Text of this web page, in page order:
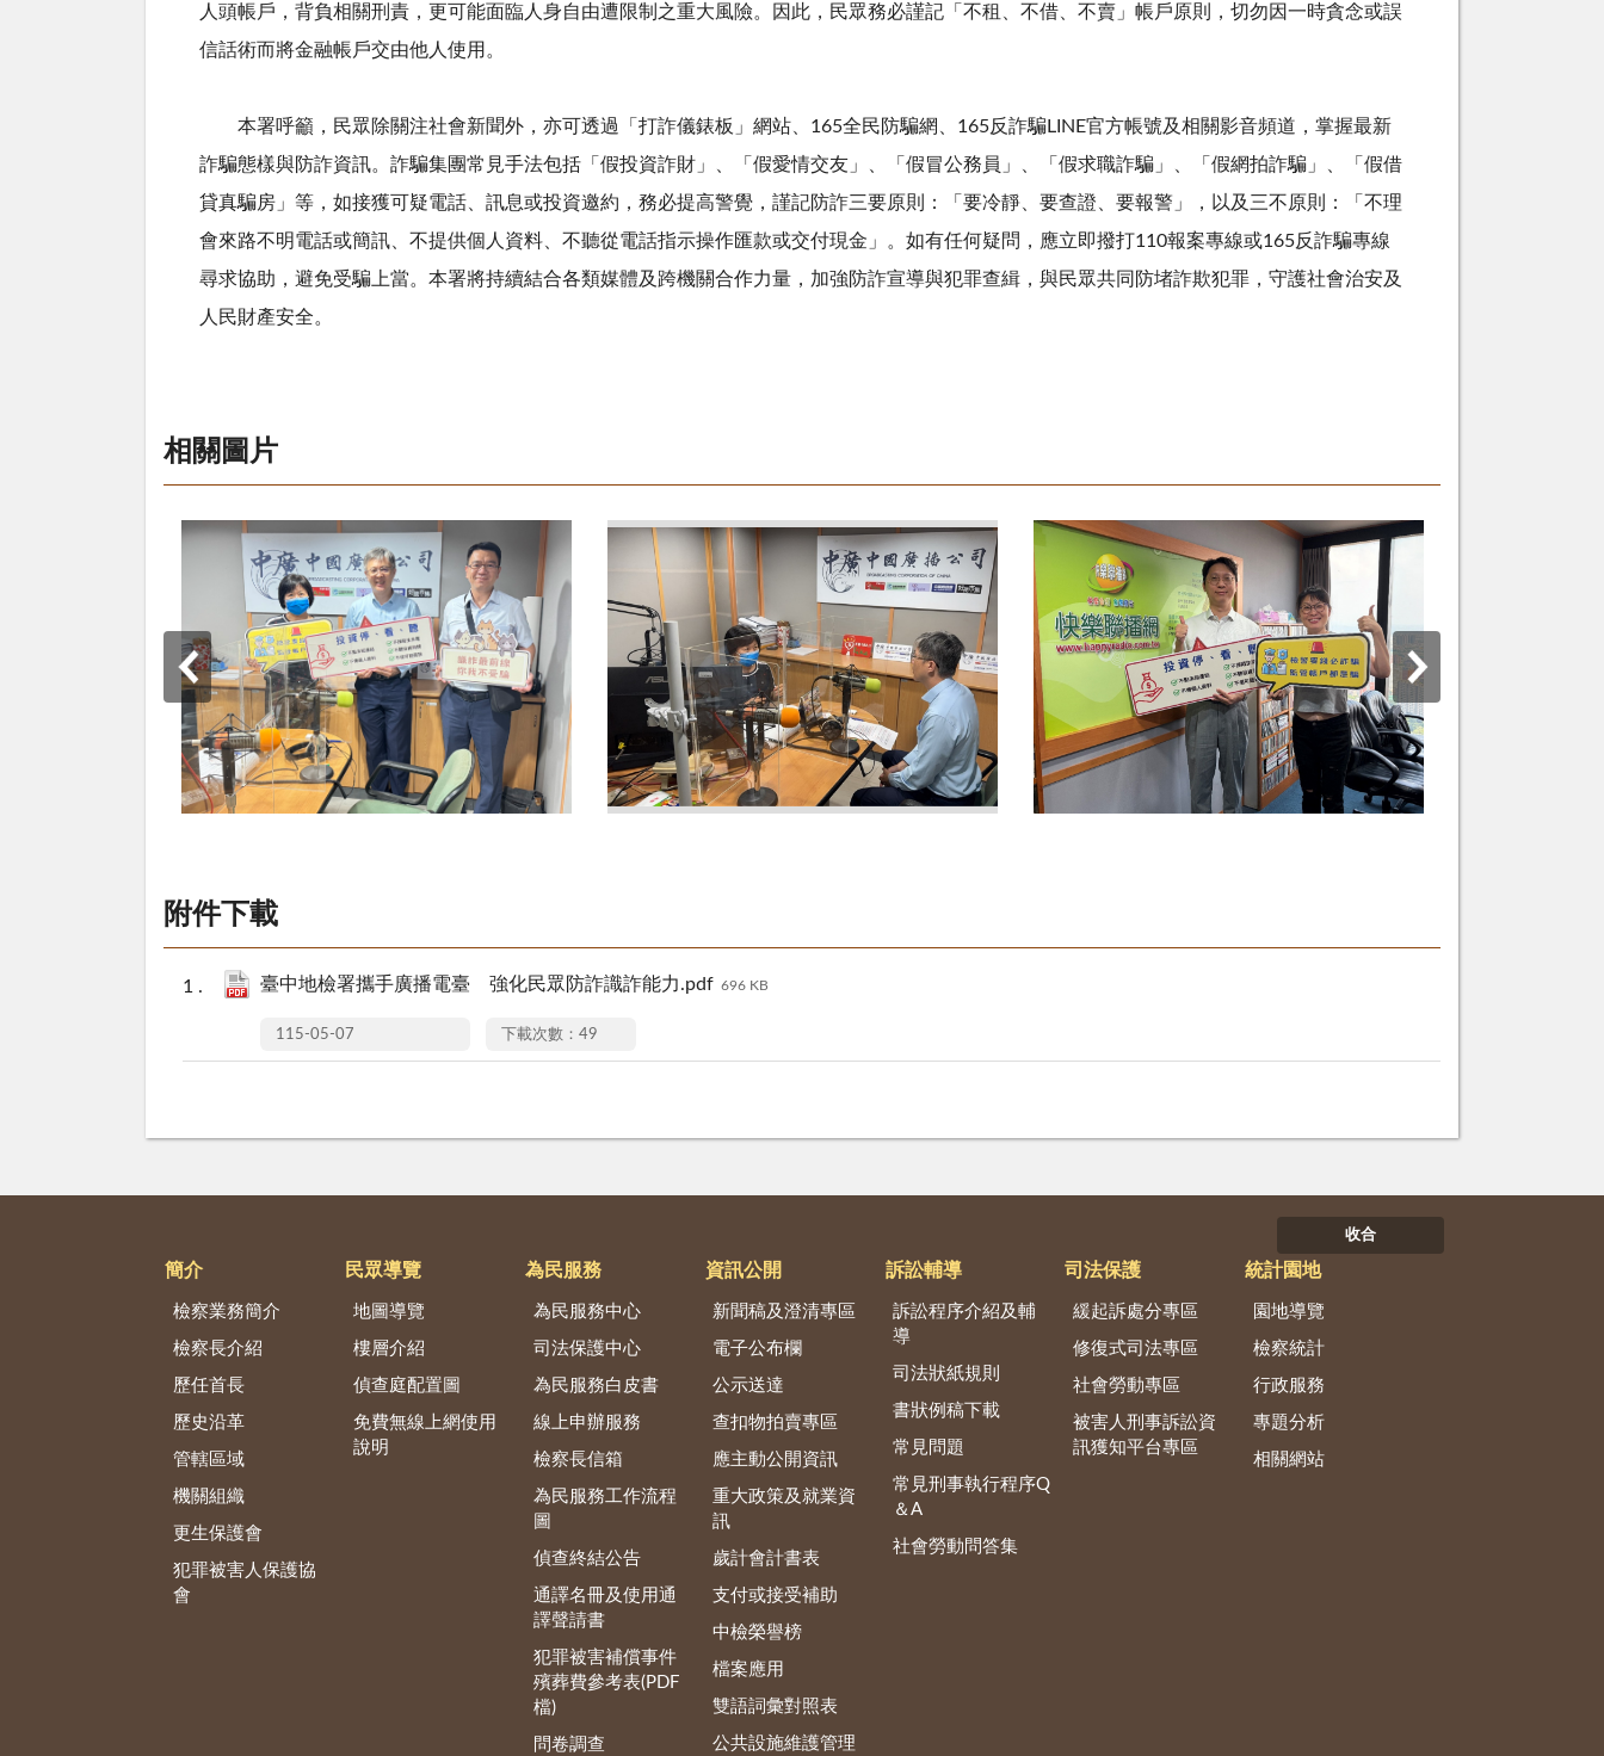
人頭帳戶，背負相關刑責，更可能面臨人身自由遭限制之重大風險。因此，民眾務必謹記「不租、不借、不賣」帳戶原則，切勿因一時貪念或誤
信話術而將金融帳戶交由他人使用。
本署呼籲，民眾除關注社會新聞外，亦可透過「打詐儀錶板」網站、 165全民防騙網、 165反詐騙LINE官方帳號及相關影音頻道，掌握最新
詐騙態樣與防詐資訊。詐騙集團常見手法包括「假投資詐財」、「假愛情交友」、「假冒公務員」、「假求職詐騙」、「假網拍詐騙」、「假借
貸真騙房」等，如接獲可疑電話、訊息或投資邀約，務必提高警覺，謹記防詐三要原則：「要冷靜、要查證、要報警」，以及三不原則：「不理
會來路不明電話或簡訊、不提供個人資料、不聽從電話指示操作匯款或交付現金」。如有任何疑問，應立即撥打110報案專線或165反詐騙專線
尋求協助，避免受騙上當。本署將持續結合各類媒體及跨機關合作力量，加強防詐宣導與犯罪查緝，與民眾共同防堵詐欺犯罪，守護社會治安及
人民財產安全。
相關圖片
附件下載
臺中地檢署攜手廣播電臺 強化民眾防詐識詐能力.pdf 696 KB
115-05-07 下載次數：49
收合
簡介
檢察業務簡介
檢察長介紹
歷任首長
歷史沿革
管轄區域
機關組織
更生保護會
犯罪被害人保護協
會
民眾導覽
地圖導覽
樓層介紹
偵查庭配置圖
免費無線上網使用
說明
為民服務
為民服務中心
司法保護中心
為民服務白皮書
線上申辦服務
檢察長信箱
為民服務工作流程
圖
偵查終結公告
通譯名冊及使用通
譯聲請書
犯罪被害補償事件
殯葬費參考表(PDF
檔)
問卷調查
資訊公開
新聞稿及澄清專區
電子公布欄
公示送達
查扣物拍賣專區
應主動公開資訊
重大政策及就業資
訊
歲計會計書表
支付或接受補助
中檢榮譽榜
檔案應用
雙語詞彙對照表
公共設施維護管理
訴訟輔導
訴訟程序介紹及輔
導
司法狀紙規則
書狀例稿下載
常見問題
常見刑事執行程序Q
＆A
社會勞動問答集
司法保護
緩起訴處分專區
修復式司法專區
社會勞動專區
被害人刑事訴訟資
訊獲知平台專區
統計園地
園地導覽
檢察統計
行政服務
專題分析
相關網站